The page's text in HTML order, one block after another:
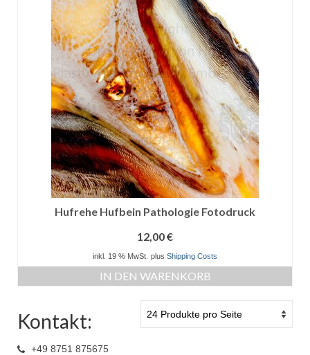
Hufrehe Hufbein Pathologie Fotodruck
12,00€
inkl. 19 % MwSt. plus Shipping Costs
IN DEN WARENKORB
Kontakt:
+49 8751 875675